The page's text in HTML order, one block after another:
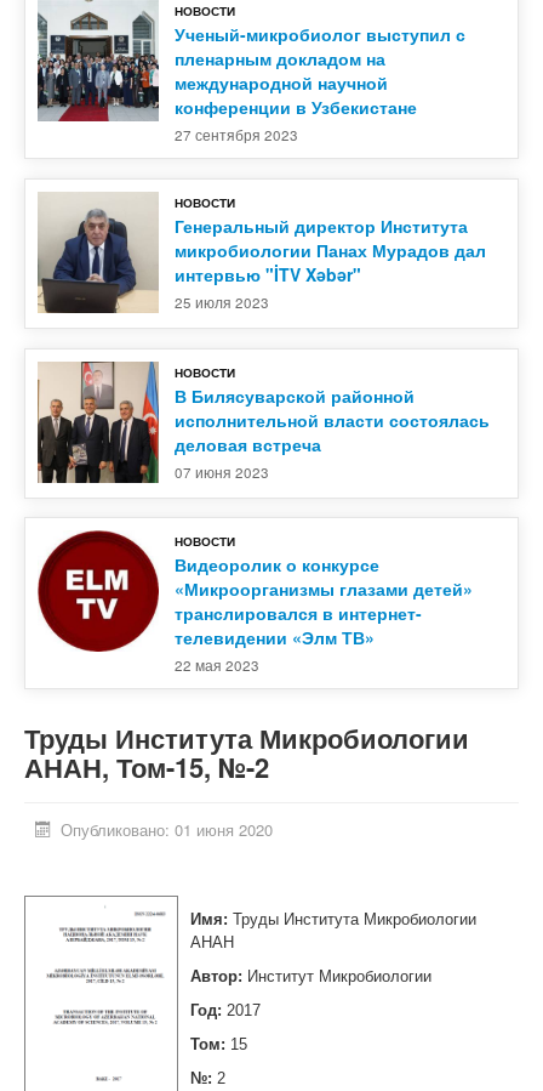
НОВОСТИ
Ученый-микробиолог выступил с
пленарным докладом на
международной научной
конференции в Узбекистане
27 сентября 2023
НОВОСТИ
Генеральный директор Института
микробиологии Панах Мурадов дал
интервью "İTV Xəbər"
25 июля 2023
НОВОСТИ
В Билясуварской районной
исполнительной власти состоялась
деловая встреча
07 июня 2023
НОВОСТИ
Видеоролик о конкурсе
«Микроорганизмы глазами детей»
транслировался в интернет-
телевидении «Элм ТВ»
22 мая 2023
Труды Института Микробиологии
АНАН, Том-15, №-2
Опубликовано: 01 июня 2020
Имя: Труды Института Микробиологии
АНАН
Автор: Институт Микробиологии
Год: 2017
Том: 15
№: 2